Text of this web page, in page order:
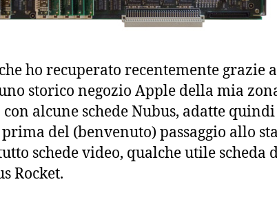
ho recuperato recentemente grazie
storico negozio Apple della mia
alcune schede Nubus, adatte quindi
del (benvenuto) passaggio allo
schede video, qualche utile scheda
Rocket.